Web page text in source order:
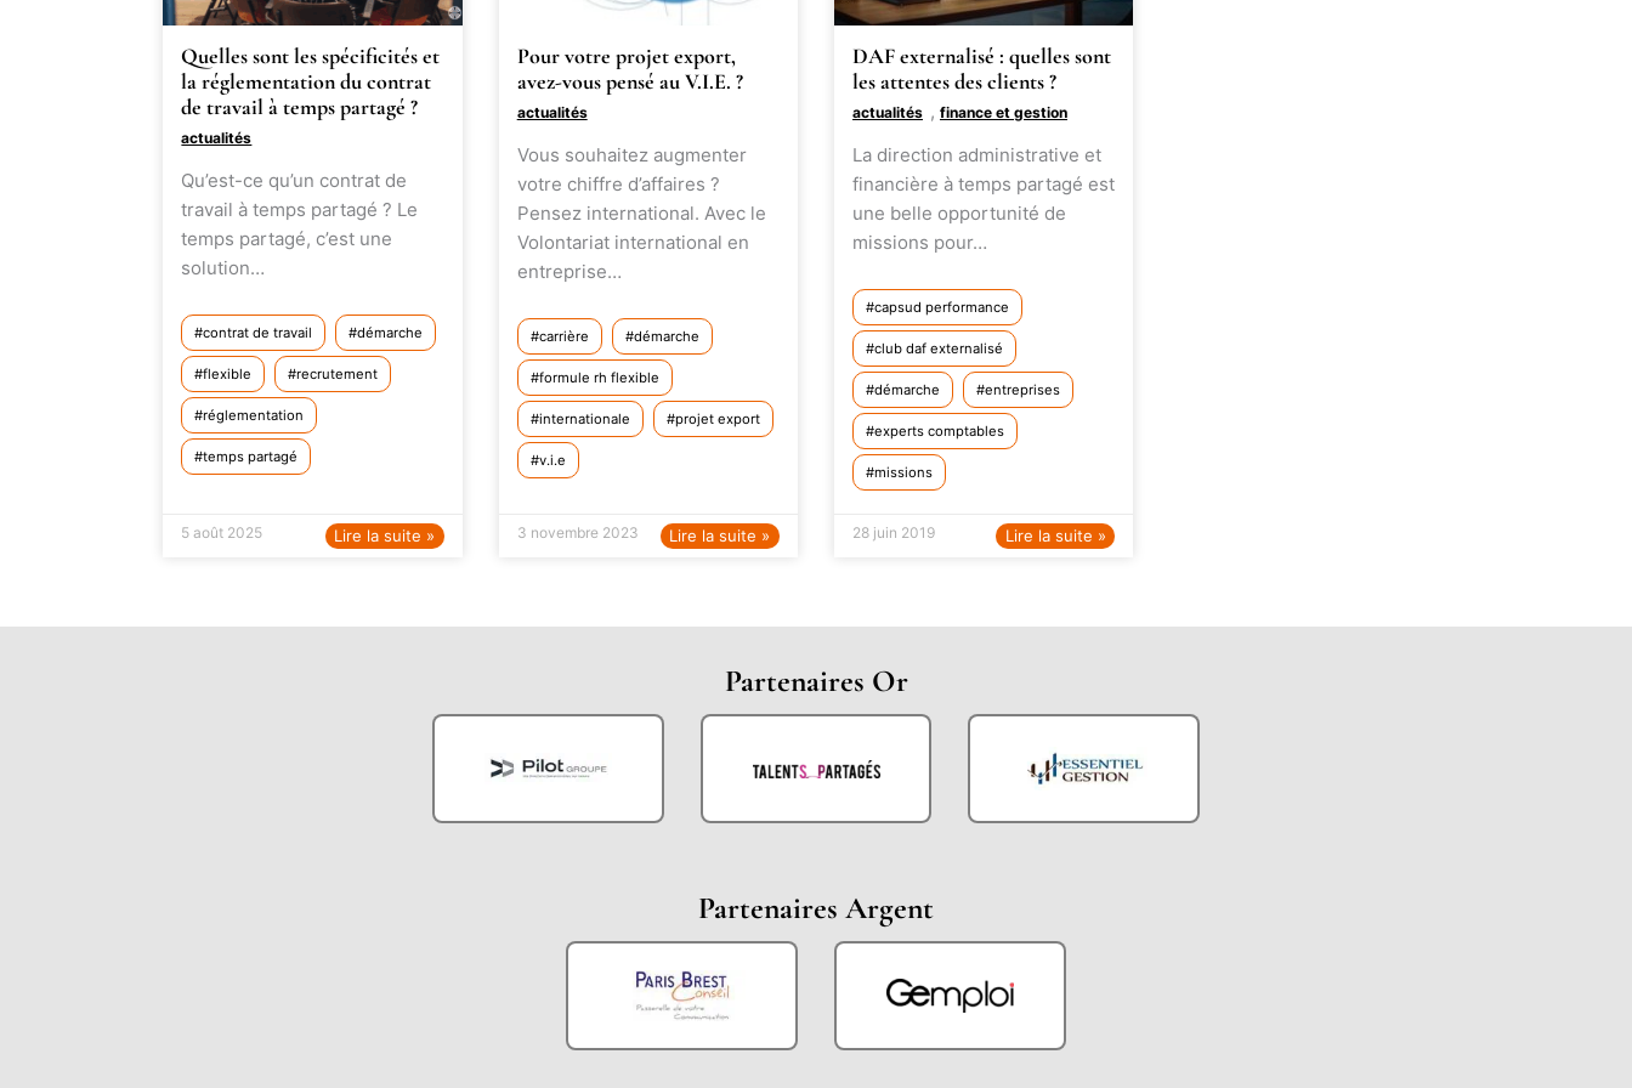
Quelles sont les spécificités et
la réglementation du contrat
de travail à temps partagé ?
actualités
Qu’est-ce qu’un contrat de
travail à temps partagé ? Le
temps partagé, c’est une
solution…
contrat de travail démarche
flexible recrutement
réglementation
temps partagé
5 août 2025 Lire la suite »
Pour votre projet export,
avez-vous pensé au V.I.E. ?
actualités
Vous souhaitez augmenter
votre chiffre d’affaires ?
Pensez international. Avec le
Volontariat international en
entreprise…
carrière démarche
formule rh flexible
internationale projet export
v.i.e
3 novembre 2023 Lire la suite »
DAF externalisé : quelles sont
les attentes des clients ?
actualités , finance et gestion
La direction administrative et
financière à temps partagé est
une belle opportunité de
missions pour…
capsud performance
club daf externalisé
démarche entreprises
experts comptables
missions
28 juin 2019 Lire la suite »
Partenaires Or
Partenaires Argent